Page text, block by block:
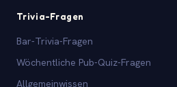
Trivia-Fragen
Bar-Trivia-Fragen
Wöchentliche Pub-Quiz-Fragen
Allgemeinwissen